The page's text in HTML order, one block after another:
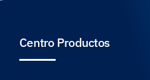
Centro Productos